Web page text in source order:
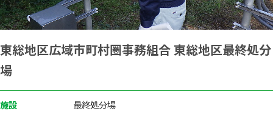
東総地区広域市町村圏事務組合 東総地区最終処分
場
施設 最終処分場